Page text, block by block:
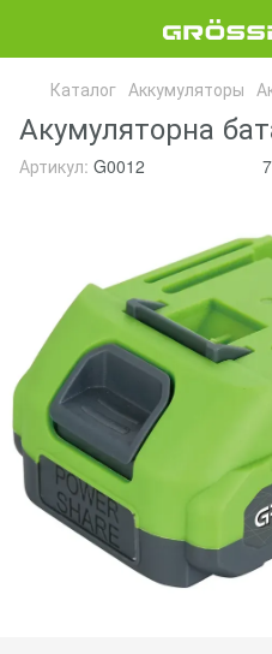
Каталог Аккумуляторы
Акумуляторна
Артикул: G0012